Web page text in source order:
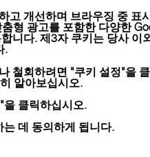
고 개선하며 브라우징 중 표
형 광고를 포함한 다양한
니다. 제3자 쿠키는 당사
.
철회하려면 "쿠키 설정"을
알아보십시오.
을 클릭하십시오.
데 동의하게 됩니다.